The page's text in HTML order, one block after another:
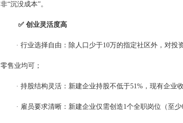
非“沉没成本”。
✅ 创业灵活度高
· 行业选择自由：除人口少于10万的指定社区外，对
零售业均可；
· 持股结构灵活：新建企业持股不低于51%，现有企业
· 雇员要求清晰：新建企业仅需创造1个全职岗位（至